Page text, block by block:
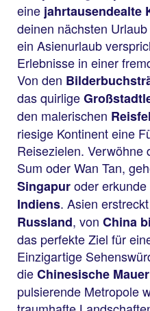
eine jahrtausendealte
deinen nächsten
ein Asienurlaub
Erlebnisse in einer
Von den
das quirlige
den malerischen
riesige Kontinent eine
Reisezielen. Verwöhne
Sum oder Wan Tan,
Singapuroder
Indiens. Asien
Russland, von China
das perfekte Ziel für
Einzigartige
dieChinesische Mauer
pulsierende Metropole